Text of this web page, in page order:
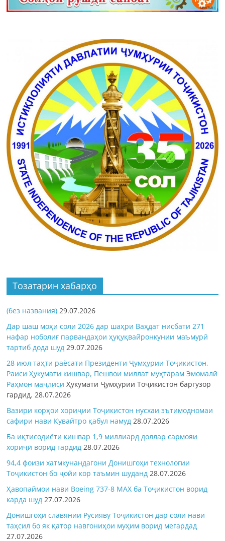
Тозатарин хабарҳо
(без названия) 29.07.2026
Дар шаш моҳи соли 2026 дар шаҳри Ваҳдат нисбати 271
нафар ноболиғ парвандаҳои ҳуқуқвайронкунии маъмурӣ
тартиб дода шуд 29.07.2026
28 июл таҳти раёсати Президенти Ҷумҳурии Тоҷикистон,
Раиси Ҳукумати кишвар, Пешвои миллат муҳтарам Эмомалӣ
Раҳмон маҷлисиҲукумати Ҷумҳурии Тоҷикистон баргузор
гардид.28.07.2026
Вазири корҳои хориҷии Тоҷикистон нусхаи эътимодномаи
сафири нави Кувайтро қабул намуд 28.07.2026
Ба иқтисодиёти кишвар 1,9 миллиард доллар сармояи
хориҷӣ ворид гардид 28.07.2026
94,4 фоизи хатмкунандагони Донишгоҳи технологии
Тоҷикистон бо ҷойи кор таъмин шуданд 28.07.2026
Ҳавопаймои нави Boeing 737-8 MAX ба Тоҷикистон ворид
карда шуд 27.07.2026
Донишгоҳи славянии Русияву Тоҷикистон дар соли нави
таҳсил бо як қатор навгониҳои муҳим ворид мегардад
27.07.2026